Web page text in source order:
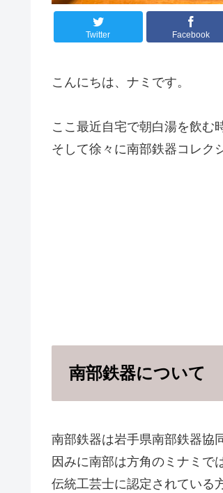
Twitter Facebook
こんにちは、ナミです。
ここ最近自宅で朝白湯を飲む
そして徐々に南部鉄器コレク
南部鉄器について
南部鉄器は岩手県南部鉄器協
因みに南部は方角のミナミで
伝統工芸士に認定されている